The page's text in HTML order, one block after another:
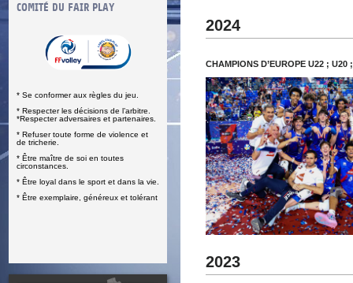
COMITÉ DU FAIR PLAY
* Se conformer aux règles du jeu.
* Respecter les décisions de l’arbitre.
*Respecter adversaires et partenaires.
* Refuser toute forme de violence et
de tricherie.
* Être maître de soi en toutes
circonstances.
* Être loyal dans le sport et dans la vie.
* Être exemplaire, généreux et tolérant
LUTTE CONTRE LES VIOLENCES
2024
CHAMPIONS D’EUROPE U22 ; U20
2023